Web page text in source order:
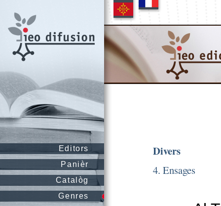
Editors
Panièr
Catalòg
Genres
Divers
4. Ensages